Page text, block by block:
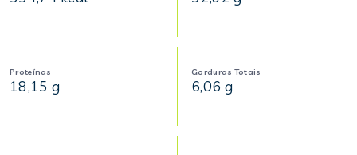
Proteínas
18,15 g
Gorduras Totais
6,06 g